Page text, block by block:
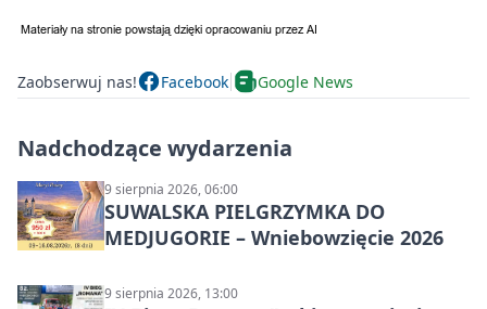
Zaobserwuj nas! Facebook Google News
Nadchodzące wydarzenia
9 sierpnia 2026, 06:00
SUWALSKA PIELGRZYMKA DO
MEDJUGORIE – Wniebowzięcie 2026
9 sierpnia 2026, 13:00